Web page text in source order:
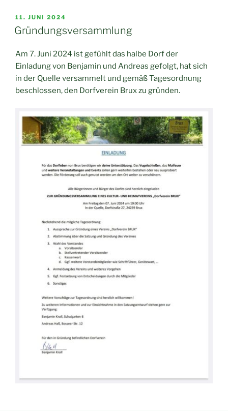
VERÖFFENTLICHT
AM
11. JUNI 2024
Gründungsversammlung
Am 7. Juni 2024 ist gefühlt das halbe Dorf der
Einladung von Benjamin und Andreas gefolgt, hat sich
in der Quelle versammelt und gemäß Tagesordnung
beschlossen, den Dorfverein Brux zu gründen.